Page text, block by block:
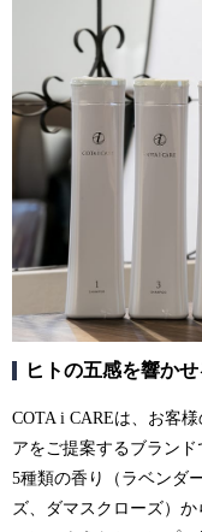
ヒトの五感を響か
COTA i CAREは、お客
アをご提案するブランド
5種類の香り（ラベンダ
ズ、ダマスクローズ）